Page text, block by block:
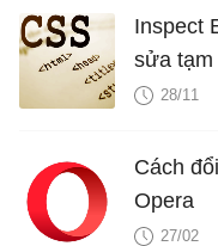
Inspect
sửa tạm
28/11
Cách
Opera
27/02